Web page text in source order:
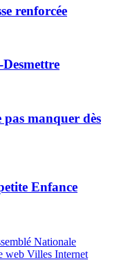
renforcée
manquer dès
Enfance